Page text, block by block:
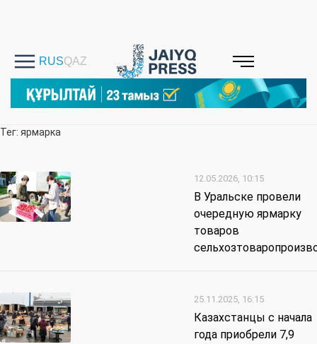
Тег: ярмарка
12.05.2026, 10:15
В Уральске провели
очередную ярмарку
товаров
25.11.2025, 16:15
Казахстанцы с начала
года приобрели 7,9